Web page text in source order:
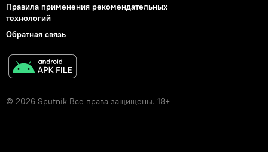
Правила применения рекомендательных
технологий
Обратная связь
© 2026 Sputnik Все права защищены. 18+